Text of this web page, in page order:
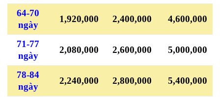
64-70
ngày
1,920,000 2,400,000 4,600,000
71-77
ngày
2,080,000 2,600,000 5,000,000
78-84
ngày
2,240,000 2,800,000 5,400,000